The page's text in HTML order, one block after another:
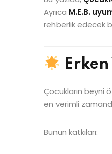
Ayrıca M.E.B.
rehberlik edecek
Çocukların beyni
en verimli
Bunun katkıları: